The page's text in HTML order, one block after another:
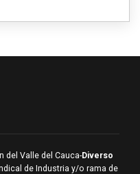
del Valle del Cauca-Diverso
de Industria y/o rama de